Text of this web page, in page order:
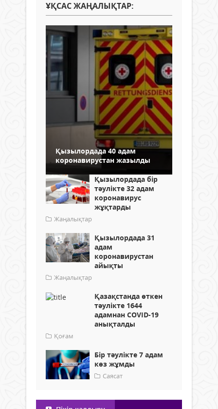
ҰҚСАС ЖАҢАЛЫҚТАР:
Қызылордада 40 адам
коронавирустан жазылды
Қызылордада бір
тәулікте 32 адам
коронавирус
жұқтарды
Жаңалықтар
Қызылордада 31
адам
коронавирустан
айықты
Жаңалықтар
Қазақстанда өткен
тәулікте 1644
адамнан COVID-19
анықталды
Қоғам
Бір тәулікте 7 адам
көз жұмды
Саясат